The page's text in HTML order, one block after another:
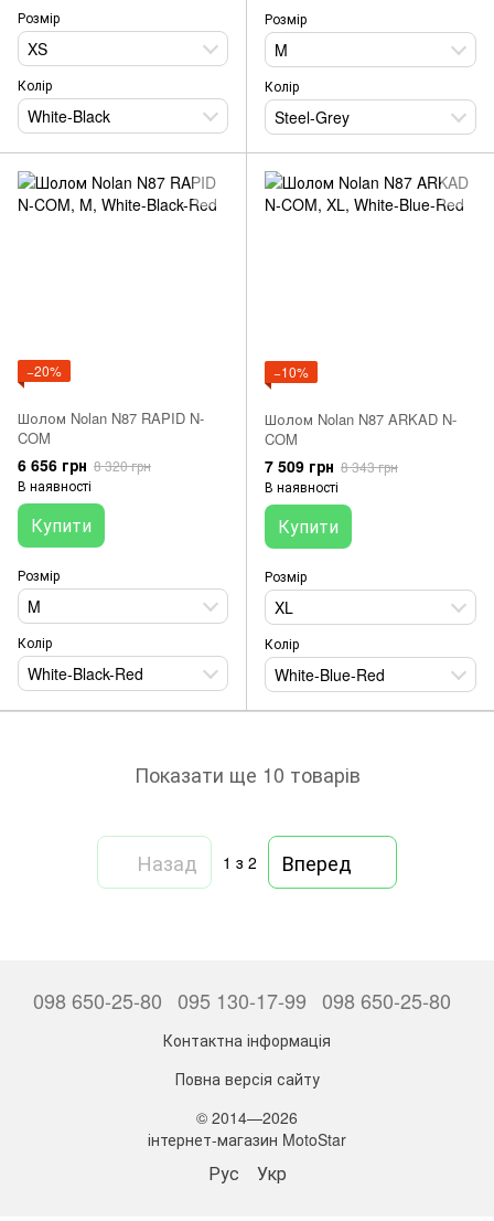
Розмір
XS
Колір
White-Black
Розмір
M
Колір
Steel-Grey
−20%
Шолом Nolan N87 RAPID N-
COM
6 656 грн 8 320 грн
В наявності
Купити
Розмір
M
Колір
White-Black-Red
−10%
Шолом Nolan N87 ARKAD N-
COM
7 509 грн 8 343 грн
В наявності
Купити
Розмір
XL
Колір
White-Blue-Red
Показати ще 10 товарів
Назад 1 з 2 Вперед
098 650-25-80 095 130-17-99 098 650-25-80
Контактна інформація
Повна версія сайту
© 2014—2026
інтернет-магазин MotoStar
Рус Укр